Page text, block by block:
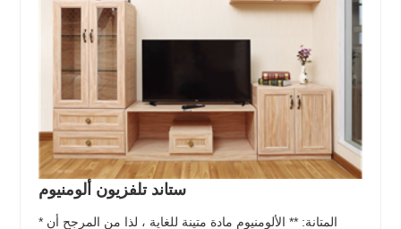
ستاند تلفزيون ألومنيوم
* المتانة: ** الألومنيوم مادة متينة للغاية ، لذا من المرجح أن